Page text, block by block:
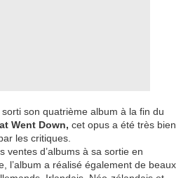
son quatrième album à la fin du
Went Down, cet opus a été très bien
les critiques.
ventes d’albums à sa sortie en
l’album a réalisé également de beaux